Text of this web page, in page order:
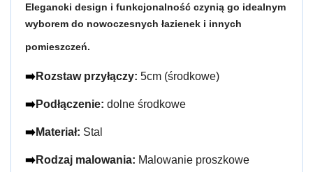
Elegancki design i funkcjonalność czynią go idealnym
wyborem do nowoczesnych łazienek i innych
pomieszczeń.
➡️Rozstaw przyłączy: 5cm (środkowe)
➡️Podłączenie: dolne środkowe
➡️Materiał: Stal
➡️Rodzaj malowania: Malowanie proszkowe